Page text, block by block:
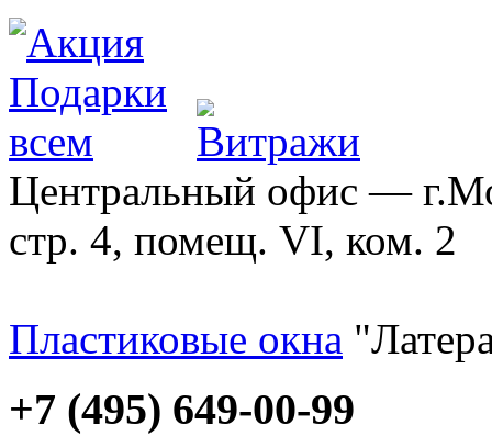
Центральный офис —
стр. 4, помещ. VI, ком. 2
Пластиковые окна
+7 (495) 649-00-99